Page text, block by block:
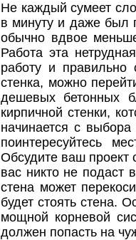
Не каждый сумеет
в минуту и даже был
обычно вдвое
Работа эта
работу и правильно
стенка, можно
дешевых бетонных
кирпичной стенки,
начинается с
поинтересуйтесь
Обсудите ваш проект
вас никто не подаст
стена может
будет стоять стена.
мощной корневой
должен попасть на